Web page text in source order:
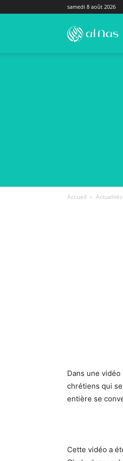
samedi 8 août 2026
Accueil Actualités
Dans une vidéo
chrétiens qui
entière se
Cette vidéo a